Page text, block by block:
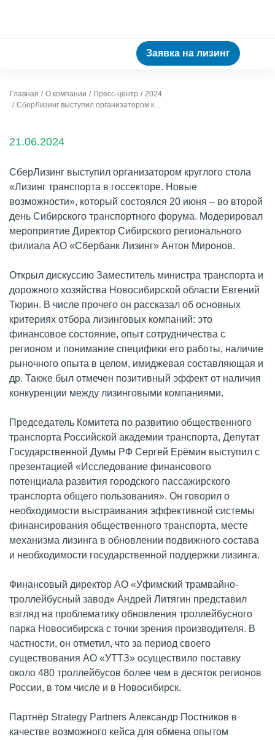
Заявка на лизинг
Главная О компании Пресс-центр
2024
СберЛизинг выступил организатором круглого стола на Сибирском транспортном форуме
21.06.2024
СберЛизинг выступил организатором круглого стола
«Лизинг транспорта в госсекторе. Новые
возможности», который состоялся 20 июня – во второй
день Сибирского транспортного форума. Модерировал
мероприятие Директор Сибирского регионального
филиала АО «Сбербанк Лизинг» Антон Миронов.
Открыл дискуссию Заместитель министра транспорта и
дорожного хозяйства Новосибирской области Евгений
Тюрин. В числе прочего он рассказал об основных
критериях отбора лизинговых компаний: это
финансовое состояние, опыт сотрудничества с
регионом и понимание специфики его работы, наличие
рыночного опыта в целом, имиджевая составляющая и
др. Также был отмечен позитивный эффект от наличия
конкуренции между лизинговыми компаниями.
Председатель Комитета по развитию общественного
транспорта Российской академии транспорта, Депутат
Государственной Думы РФ Сергей Ерёмин выступил с
презентацией «Исследование финансового
потенциала развития городского пассажирского
транспорта общего пользования». Он говорил о
необходимости выстраивания эффективной системы
финансирования общественного транспорта, месте
механизма лизинга в обновлении подвижного состава
и необходимости государственной поддержки лизинга.
Финансовый директор АО «Уфимский трамвайно-
троллейбусный завод» Андрей Литягин представил
взгляд на проблематику обновления троллейбусного
парка Новосибирска с точки зрения производителя. В
частности, он отметил, что за период своего
существования АО «УТТЗ» осуществило поставку
около 480 троллейбусов более чем в десяток регионов
России, в том числе и в Новосибирск.
Партнёр Strategy Partners Александр Постников в
качестве возможного кейса для обмена опытом